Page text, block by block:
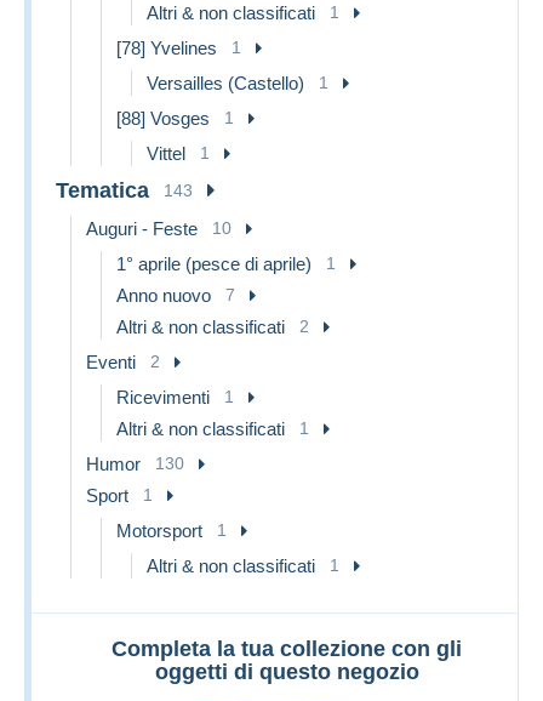
Altri & non classificati 1
[78] Yvelines 1
Versailles (Castello) 1
[88] Vosges 1
Vittel 1
Tematica 143
Auguri - Feste 10
1° aprile (pesce di aprile) 1
Anno nuovo 7
Altri & non classificati 2
Eventi 2
Ricevimenti 1
Altri & non classificati 1
Humor 130
Sport 1
Motorsport 1
Altri & non classificati 1
Completa la tua collezione con gli
oggetti di questo negozio